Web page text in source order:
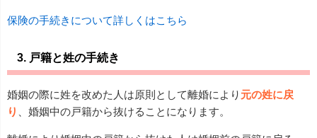
保険の手続きについて詳しくはこちら
3. 戸籍と姓の手続き
婚姻の際に姓を改めた人は原則として離婚により 元の姓に戻
り
、婚姻中の戸籍から抜けることになります。